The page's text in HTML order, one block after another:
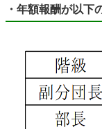
・年額報酬が以下